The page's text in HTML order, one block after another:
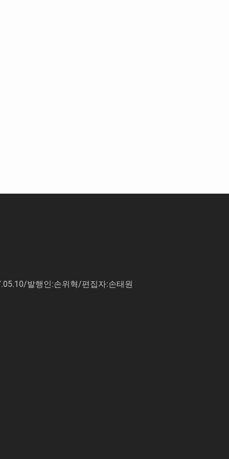
발행인:손위혁/편집자:손태원